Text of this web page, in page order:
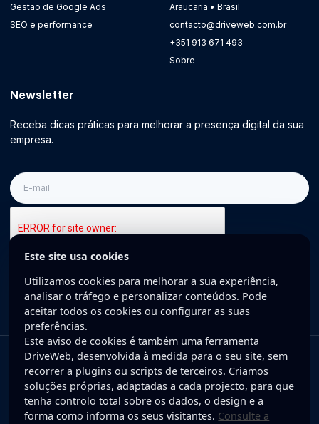
Gestão de Google Ads
SEO e performance
Araucaria • Brasil
contacto@driveweb.com.br
+351 913 671 493
Sobre
Newsletter
Receba dicas práticas para melhorar a presença digital da sua
empresa.
E-
mail
Inscreva-se
Copyright © 2025 DriveWeb. Todos os direitos reservados. Desenvolvido
por DriveWeb.
Política de Privacidade
Este site usa cookies
Utilizamos cookies para melhorar a sua experiência,
analisar o tráfego e personalizar conteúdos. Pode
aceitar todos os cookies ou configurar as suas
preferências.
Este aviso de cookies é também uma ferramenta
DriveWeb, desenvolvida à medida para o seu site, sem
recorrer a plugins ou scripts de terceiros. Criamos
soluções próprias, adaptadas a cada projecto, para que
tenha controlo total sobre os dados, o design e a
forma como informa os seus visitantes. Consulte a